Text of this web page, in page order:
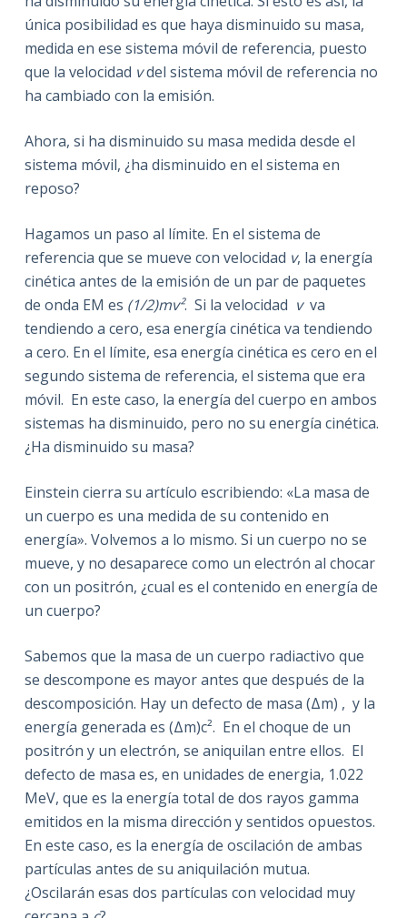
única posibilidad es que haya disminuido su masa,
medida en ese sistema móvil de referencia, puesto
que la velocidad vdel sistema móvil de referencia no
ha cambiado con la emisión.
Ahora, si ha disminuido su masa medida desde el
sistema móvil, ¿ha disminuido en el sistema en
reposo?
Hagamos un paso al límite. En el sistema de
referencia que se mueve con velocidad v, la energía
cinética antes de la emisión de un par de paquetes
de onda EM es (1/2)mv². Si la velocidad vva
tendiendo a cero, esa energía cinética va tendiendo
a cero. En el límite, esa energía cinética es cero en el
segundo sistema de referencia, el sistema que era
móvil. En este caso, la energía del cuerpo en ambos
sistemas ha disminuido, pero no su energía cinética.
¿Ha disminuido su masa?
Einstein cierra su artículo escribiendo: «La masa de
un cuerpo es una medida de su contenido en
energía». Volvemos a lo mismo. Si un cuerpo no se
mueve, y no desaparece como un electrón al chocar
con un positrón, ¿cual es el contenido en energía de
un cuerpo?
Sabemos que la masa de un cuerpo radiactivo que
se descompone es mayor antes que después de la
descomposición. Hay un defecto de masa (Δm) , y la
energía generada es (Δm)c². En el choque de un
positrón y un electrón, se aniquilan entre ellos. El
defecto de masa es, en unidades de energia, 1.022
MeV, que es la energía total de dos rayos gamma
emitidos en la misma dirección y sentidos opuestos.
En este caso, es la energía de oscilación de ambas
partículas antes de su aniquilación mutua.
¿Oscilarán esas dos partículas con velocidad muy